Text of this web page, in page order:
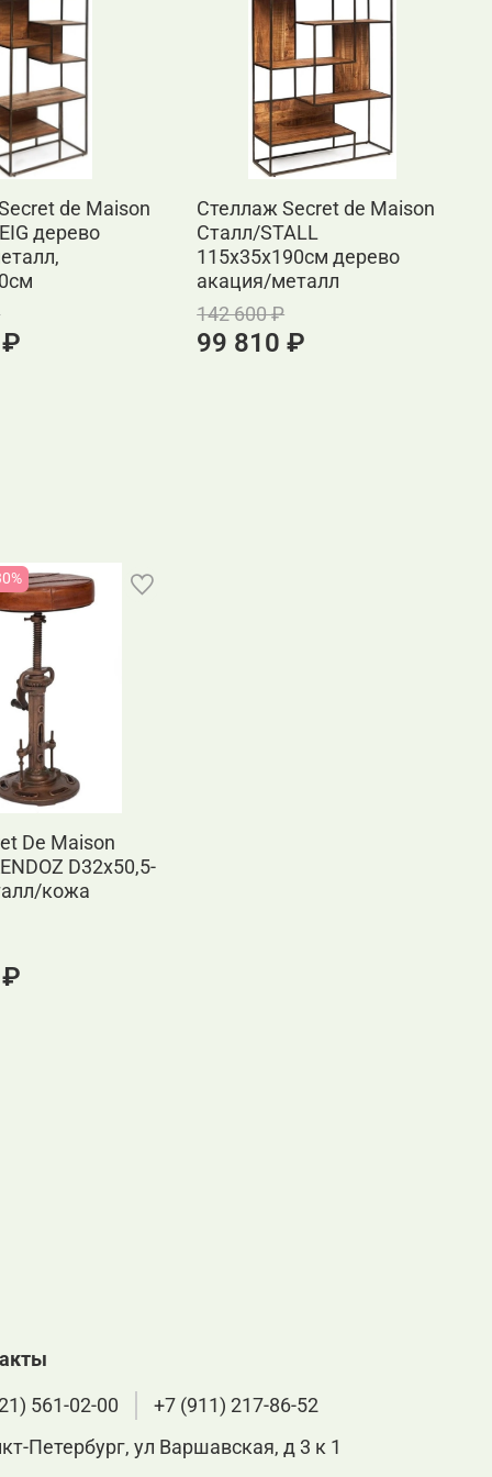
de Maison
дерево
Стеллаж Secret de Maison
Сталл/STALL
115х35х190см дерево
акация/метaлл
142 600 ₽
99 810 ₽
De Maison
D32х50,5-
кожа
561-02-00
+7 (911) 217-86-52
Петербург, ул Варшавская, д 3 к 1